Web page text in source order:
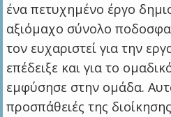
ένα πετυχημένο έργο
αξιόμαχο σύνολο
τον ευχαριστεί για την
επέδειξε και για το
εμφύσησε στην ομάδα.
προσπάθειές της